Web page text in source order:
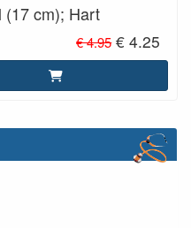
(17 cm); Hart
€ 4.95 € 4.25